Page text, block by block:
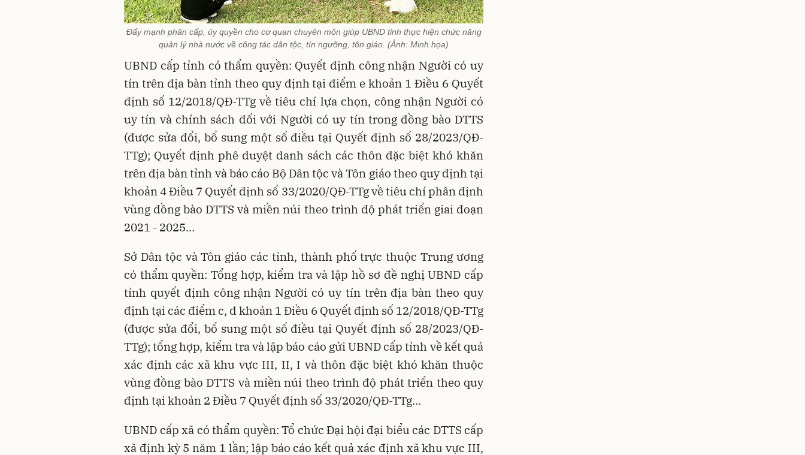
Đẩy mạnh phân cấp, ủy quyền cho cơ quan chuyên môn giúp UBND tỉnh thực hiện chức năng
quản lý nhà nước về công tác dân tộc, tín ngưỡng, tôn giáo. (Ảnh: Minh họa)
UBND cấp tỉnh có thẩm quyền: Quyết định công nhận Người có uy
tín trên địa bàn tỉnh theo quy định tại điểm e khoản 1 Điều 6 Quyết
định số 12/2018/QĐ-TTg về tiêu chí lựa chọn, công nhận Người có
uy tín và chính sách đối với Người có uy tín trong đồng bào DTTS
(được sửa đổi, bổ sung một số điều tại Quyết định số 28/2023/QĐ-
TTg); Quyết định phê duyệt danh sách các thôn đặc biệt khó khăn
trên địa bàn tỉnh và báo cáo Bộ Dân tộc và Tôn giáo theo quy định tại
khoản 4 Điều 7 Quyết định số 33/2020/QĐ-TTg về tiêu chí phân định
vùng đồng bào DTTS và miền núi theo trình độ phát triển giai đoạn
2021 - 2025…
Sở Dân tộc và Tôn giáo các tỉnh, thành phố trực thuộc Trung ương
có thẩm quyền: Tổng hợp, kiểm tra và lập hồ sơ đề nghị UBND cấp
tỉnh quyết định công nhận Người có uy tín trên địa bàn theo quy
định tại các điểm c, d khoản 1 Điều 6 Quyết định số 12/2018/QĐ-TTg
(được sửa đổi, bổ sung một số điều tại Quyết định số 28/2023/QĐ-
TTg); tổng hợp, kiểm tra và lập báo cáo gửi UBND cấp tỉnh về kết quả
xác định các xã khu vực III, II, I và thôn đặc biệt khó khăn thuộc
vùng đồng bào DTTS và miền núi theo trình độ phát triển theo quy
định tại khoản 2 Điều 7 Quyết định số 33/2020/QĐ-TTg…
UBND cấp xã có thẩm quyền: Tổ chức Đại hội đại biểu các DTTS cấp
xã định kỳ 5 năm 1 lần; lập báo cáo kết quả xác định xã khu vực III,